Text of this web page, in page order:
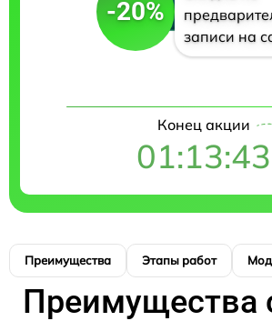
-20%
записи на
Конец акции
01:13:42
Преимущества Этапы работ
Преимущества